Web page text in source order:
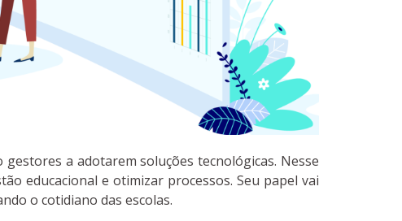
a adotarem soluções tecnológicas. Nesse
educacional e otimizar processos. Seu papel vai
o cotidiano das escolas.